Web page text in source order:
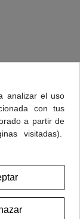
analizar el uso
con tus
a partir de
visitadas).